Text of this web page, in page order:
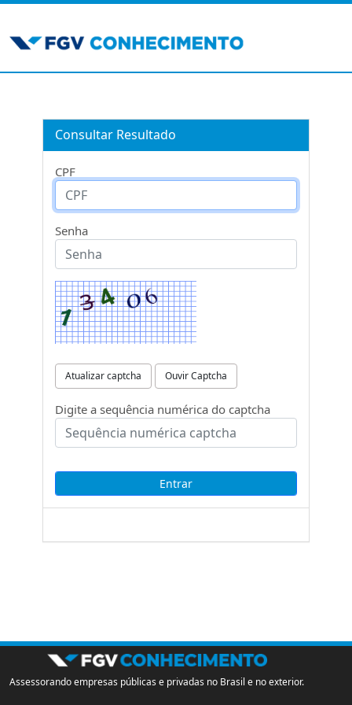
Consultar Resultado
CPF
Senha
Atualizar captcha Ouvir Captcha
Digite a sequência numérica do captcha
Assessorando empresas públicas e privadas no Brasil e no exterior.